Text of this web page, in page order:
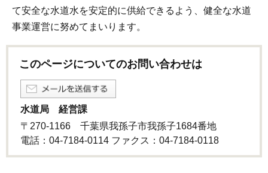
て安全な水道水を安定的に供給できるよう、健全な水道
事業運営に努めてまいります。
このページについてのお問い合わせは
水道局 経営課
〒270-1166 千葉県我孫子市我孫子1684番地
電話：04-7184-0114 ファクス：04-7184-0118